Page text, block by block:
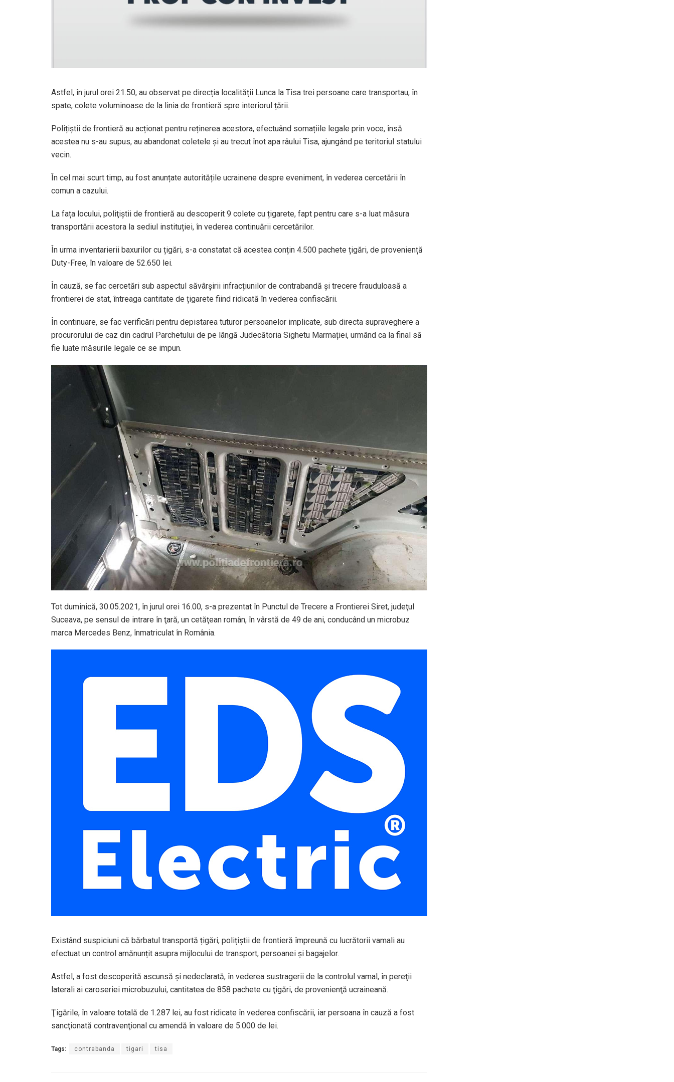
Astfel, în jurul orei 21.50, au observat pe direcția localității Lunca la Tisa trei persoane care transportau, în
spate, colete voluminoase de la linia de frontieră spre interiorul țării.
Polițiștii de frontieră au acționat pentru reținerea acestora, efectuând somațiile legale prin voce, însă
acestea nu s-au supus, au abandonat coletele și au trecut înot apa râului Tisa, ajungând pe teritoriul statului
vecin.
În cel mai scurt timp, au fost anunțate autoritățile ucrainene despre eveniment, în vederea cercetării în
comun a cazului.
La fața locului, poliţiştii de frontieră au descoperit 9 colete cu țigarete, fapt pentru care s-a luat măsura
transportării acestora la sediul instituției, în vederea continuării cercetărilor.
În urma inventarierii baxurilor cu țigări, s-a constatat că acestea conțin 4.500 pachete țigări, de proveniență
Duty-Free, în valoare de 52.650 lei.
În cauză, se fac cercetări sub aspectul săvârșirii infracțiunilor de contrabandă și trecere frauduloasă a
frontierei de stat, întreaga cantitate de țigarete fiind ridicată în vederea confiscării.
În continuare, se fac verificări pentru depistarea tuturor persoanelor implicate, sub directa supraveghere a
procurorului de caz din cadrul Parchetului de pe lângă Judecătoria Sighetu Marmației, urmând ca la final să
fie luate măsurile legale ce se impun.
Tot duminică, 30.05.2021, în jurul orei 16.00, s-a prezentat în Punctul de Trecere a Frontierei Siret, judeţul
Suceava, pe sensul de intrare în ţară, un cetăţean român, în vârstă de 49 de ani, conducând un microbuz
marca Mercedes Benz, înmatriculat în România.
Existând suspiciuni că bărbatul transportă țigări, polițiștii de frontieră împreună cu lucrătorii vamali au
efectuat un control amănunțit asupra mijlocului de transport, persoanei și bagajelor.
Astfel, a fost descoperită ascunsă şi nedeclarată, în vederea sustragerii de la controlul vamal, în pereţii
laterali ai caroseriei microbuzului, cantitatea de 858 pachete cu ţigări, de provenienţă ucraineană.
Ţigările, în valoare totală de 1.287 lei, au fost ridicate în vederea confiscării, iar persoana în cauză a fost
sancţionată contravenţional cu amendă în valoare de 5.000 de lei.
Tags: contrabanda tigari tisa